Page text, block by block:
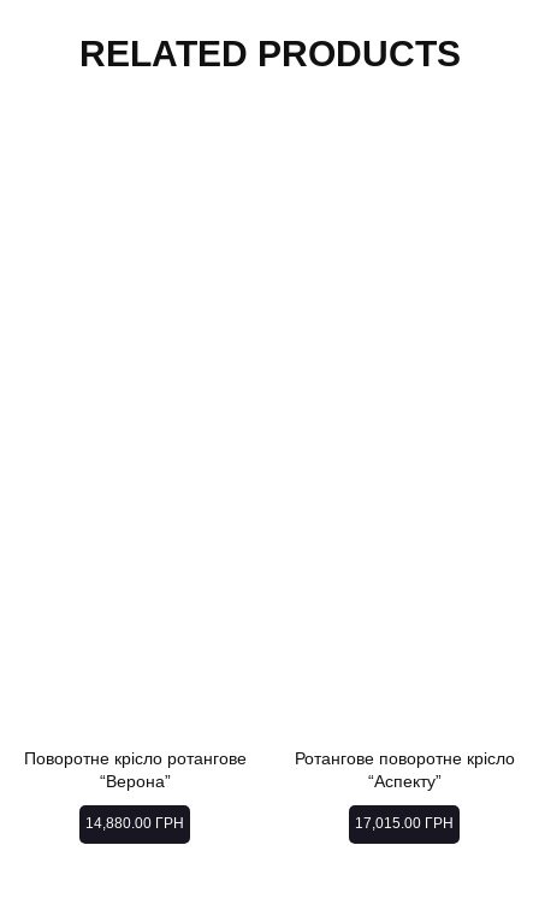
RELATED PRODUCTS
Поворотне крісло ротангове
“Верона”
14,880.00 ГРН
Ротангове поворотне крісло
“Аспекту”
17,015.00 ГРН